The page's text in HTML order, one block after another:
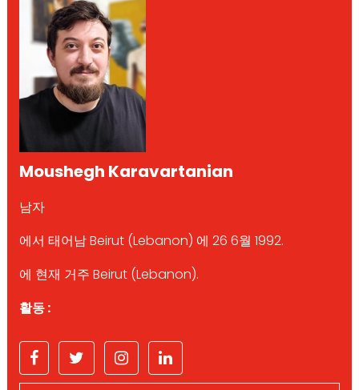
Moushegh Karavartanian
남자
에서 태어남 Beirut (Lebanon) 에 26 6월 1992.
에 현재 거주 Beirut (Lebanon).
활동 :